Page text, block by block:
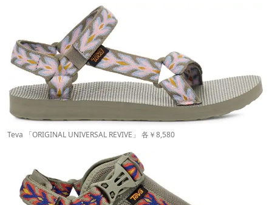
Teva 「ORIGINAL UNIVERSAL REVIVE」 各￥8,580